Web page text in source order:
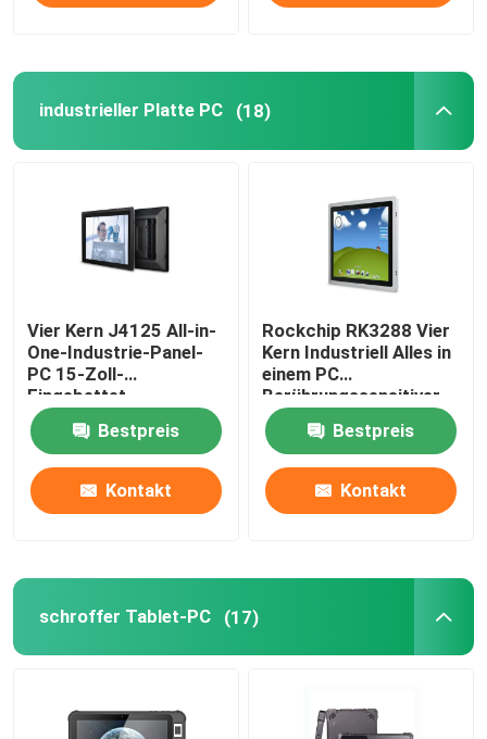
OPS-PC-Hauptplatine
industrielles PC-Hauptplatine
Mining-PC-Hauptplatine
industrieller Platte PC (18)
Vier Kern J4125 All-in-
One-Industrie-Panel-
PC 15-Zoll-
Eingebettet-
Berührungssensitiver
Bildschirm-PC
Bestpreis
Kontakt
Rockchip RK3288 Vier
Kern Industriell Alles in
einem PC
Berührungssensitiver
Bildschirm Eingebettet
2 COM 15 Zoll
Bestpreis
Kontakt
schroffer Tablet-PC (17)